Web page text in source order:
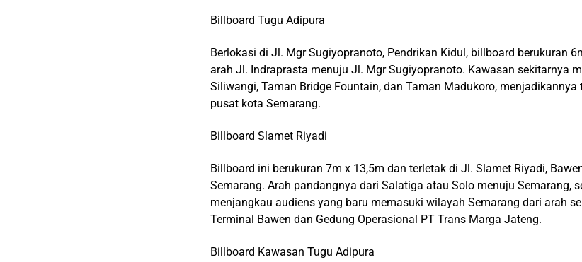
Billboard Tugu Adipura
Berlokasi di Jl. Mgr Sugiyopranoto, Pendrikan Kidul, billboard berukuran
arah Jl. Indraprasta menuju Jl. Mgr Sugiyopranoto. Kawasan sekitarnya
Siliwangi, Taman Bridge Fountain, dan Taman Madukoro,
pusat kota Semarang.
Billboard Slamet Riyadi
Billboard ini berukuran 7m x 13,5m dan terletak di Jl. Slamet Riyadi,
Semarang. Arah pandangnya dari Salatiga atau Solo menuju Semarang,
menjangkau audiens yang baru memasuki wilayah Semarang dari arah
Terminal Bawen dan Gedung Operasional PT Trans Marga Jateng.
Billboard Kawasan Tugu Adipura